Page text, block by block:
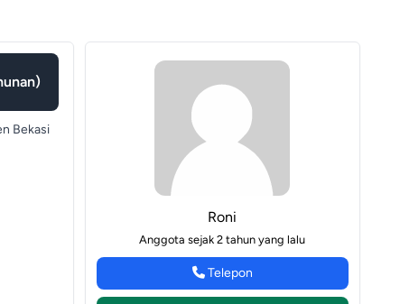
Bekasi
Roni
Anggota sejak 2 tahun yang lalu
Telepon